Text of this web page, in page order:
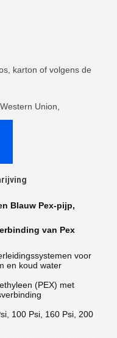
karton of volgens de
Union,
Blauw Pex-pijp,
van Pex
voor
en koud water
(PEX) met
100 Psi, 160 Psi, 200